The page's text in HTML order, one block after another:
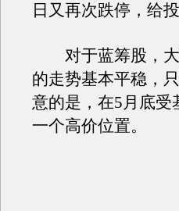
日又再次跌停，给
对于蓝筹股，大
的走势基本平稳，
意的是，在5月底受
一个高价位置。